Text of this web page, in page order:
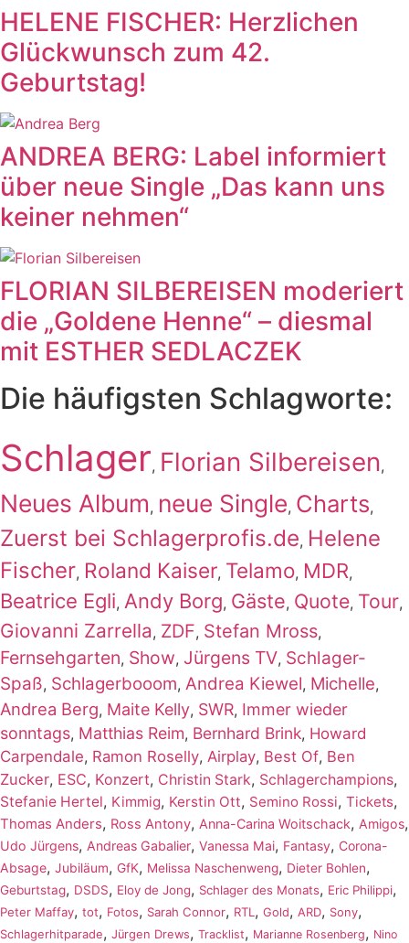
HELENE FISCHER: Herzlichen
Glückwunsch zum 42.
Geburtstag!
ANDREA BERG: Label informiert
über neue Single „Das kann uns
keiner nehmen“
FLORIAN SILBEREISEN moderiert
die „Goldene Henne“ – diesmal
mit ESTHER SEDLACZEK
Die häufigsten Schlagworte:
Schlager, Florian Silbereisen,
Neues Album, neue Single, Charts,
Zuerst bei Schlagerprofis.de, Helene
Fischer, Roland Kaiser, Telamo, MDR,
Beatrice Egli, Andy Borg, Gäste, Quote, Tour,
Giovanni Zarrella, ZDF, Stefan Mross,
Fernsehgarten, Show, Jürgens TV, Schlager-
Spaß, Schlagerbooom, Andrea Kiewel, Michelle,
Andrea Berg, Maite Kelly, SWR, Immer wieder
sonntags, Matthias Reim, Bernhard Brink, Howard
Carpendale, Ramon Roselly, Airplay, Best Of, Ben
Zucker, ESC, Konzert, Christin Stark, Schlagerchampions,
Stefanie Hertel, Kimmig, Kerstin Ott, Semino Rossi, Tickets,
Thomas Anders, Ross Antony, Anna-Carina Woitschack, Amigos,
Udo Jürgens, Andreas Gabalier, Vanessa Mai, Fantasy, Corona-
Absage, Jubiläum, GfK, Melissa Naschenweng, Dieter Bohlen,
Geburtstag, DSDS, Eloy de Jong, Schlager des Monats, Eric Philippi,
Peter Maffay, tot, Fotos, Sarah Connor, RTL , Gold, ARD, Sony,
Schlagerhitparade, Jürgen Drews, Tracklist, Marianne Rosenberg, Nino